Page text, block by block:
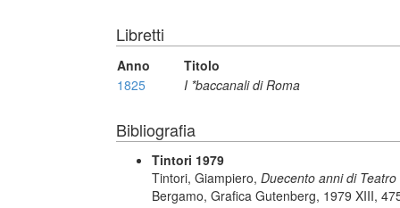
Libretti
Anno
Titolo
1825
I *baccanali di Roma
Bibliografia
Tintori 1979
Tintori, Giampiero, Duecento anni di
Bergamo, Grafica Gutenberg, 1979 XIII,